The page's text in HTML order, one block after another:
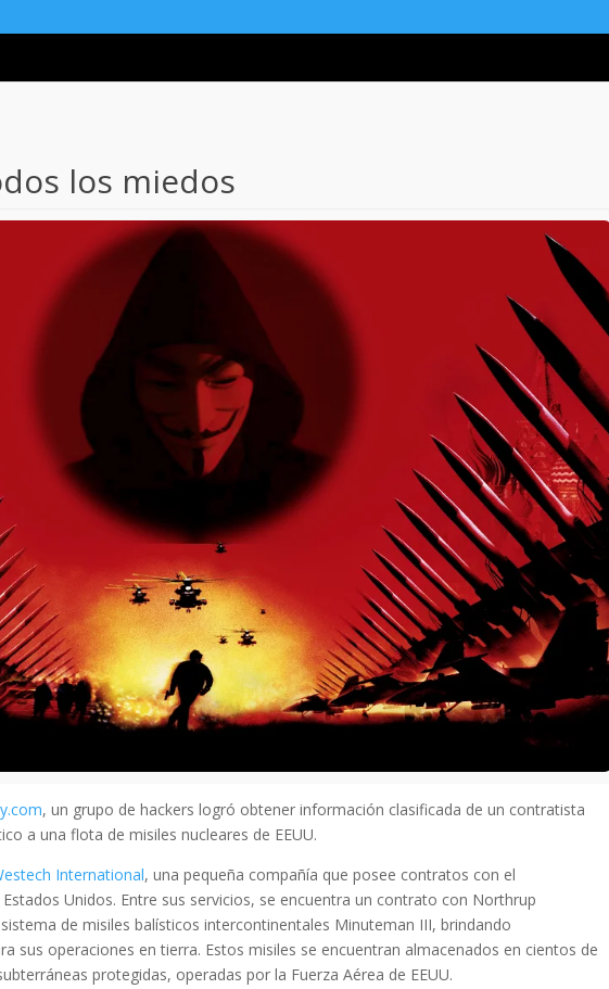
los miedos
, un grupo de hackers logró obtener información clasificada de un contratista
a una flota de misiles nucleares de EEUU.
International, una pequeña compañía que posee contratos con el
Unidos. Entre sus servicios, se encuentra un contrato con Northrup
de misiles balísticos intercontinentales Minuteman III, brindando
sus operaciones en tierra. Estos misiles se encuentran almacenados en cientos de
protegidas, operadas por la Fuerza Aérea de EEUU.